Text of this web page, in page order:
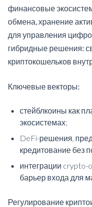
финансовые
обмена, хранение
для управления
гибридные решения:
криптокошельков
Ключевые векторы:
стейблкоины как
экосистемах;
DeFi-решения,
кредитование без
интеграции
барьер входа для
Регулирование